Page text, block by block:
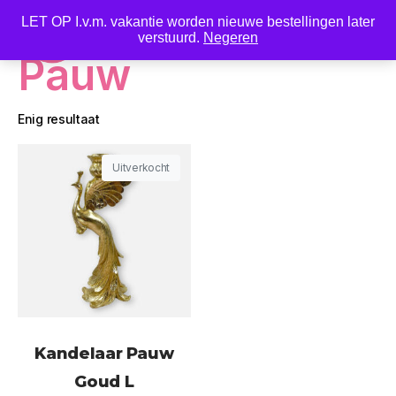
LET OP I.v.m. vakantie worden nieuwe bestellingen later
verstuurd. Negeren
Pauw
Enig resultaat
Uitverkocht
Kandelaar Pauw
Goud L